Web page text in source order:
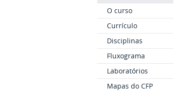
O curso
Currículo
Disciplinas
Fluxograma
Laboratórios
Mapas do CFP